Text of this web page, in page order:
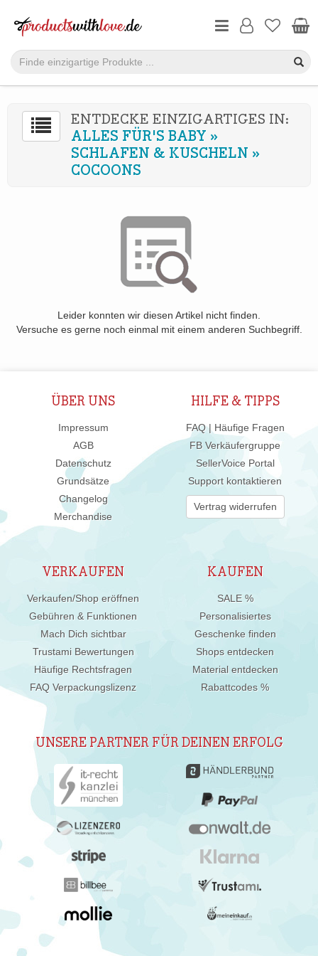
ENTDECKE EINZIGARTIGES IN:
ALLES FÜR'S BABY »
SCHLAFEN & KUSCHELN »
COCOONS
Leider konnten wir diesen Artikel nicht finden.
Versuche es gerne noch einmal mit einem anderen Suchbegriff.
ÜBER UNS
Impressum
AGB
Datenschutz
Grundsätze
Changelog
Merchandise
HILFE & TIPPS
FAQ | Häufige Fragen
FB Verkäufergruppe
SellerVoice Portal
Support kontaktieren
Vertrag widerrufen
VERKAUFEN
Verkaufen/Shop eröffnen
Gebühren & Funktionen
Mach Dich sichtbar
Trustami Bewertungen
Häufige Rechtsfragen
FAQ Verpackungslizenz
KAUFEN
SALE %
Personalisiertes
Geschenke finden
Shops entdecken
Material entdecken
Rabattcodes %
UNSERE PARTNER FÜR DEINEN ERFOLG